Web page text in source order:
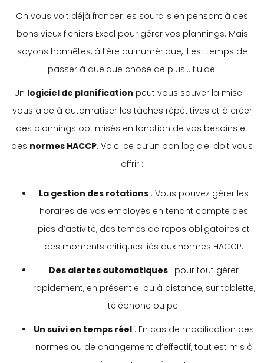
On vous voit déjà froncer les sourcils en pensant à ces
bons vieux fichiers Excel pour gérer vos plannings. Mais
soyons honnêtes, à l’ère du numérique, il est temps de
passer à quelque chose de plus... fluide.
Un logiciel de planification peut vous sauver la mise. Il
vous aide à automatiser les tâches répétitives et à créer
des plannings optimisés en fonction de vos besoins et
des normes HACCP. Voici ce qu’un bon logiciel doit vous
offrir :
La gestion des rotations : Vous pouvez gérer les
horaires de vos employés en tenant compte des
pics d’activité, des temps de repos obligatoires et
des moments critiques liés aux normes HACCP.
Des alertes automatiques : pour tout gérer
rapidement, en présentiel ou à distance, sur tablette,
téléphone ou pc.
Un suivi en temps réel : En cas de modification des
normes ou de changement d’effectif, tout est mis à